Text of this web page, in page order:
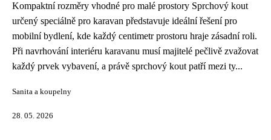
Kompaktní rozměry vhodné pro malé prostory Sprchový kout
určený speciálně pro karavan představuje ideální řešení pro
mobilní bydlení, kde každý centimetr prostoru hraje zásadní roli.
Při navrhování interiéru karavanu musí majitelé pečlivě zvažovat
každý prvek vybavení, a právě sprchový kout patří mezi ty...
Sanita a koupelny
28. 05. 2026